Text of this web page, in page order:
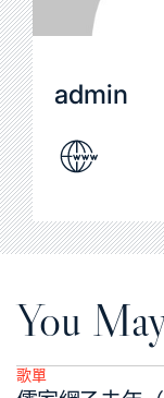
admin
You
Posted
歌單